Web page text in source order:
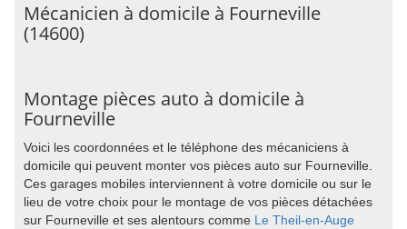
Mécanicien à domicile à Fourneville
(14600)
Montage pièces auto à domicile à
Fourneville
Voici les coordonnées et le téléphone des mécaniciens à
domicile qui peuvent monter vos pièces auto sur Fourneville.
Ces garages mobiles interviennent à votre domicile ou sur le
lieu de votre choix pour le montage de vos pièces détachées
sur Fourneville et ses alentours comme Le Theil-en-Auge